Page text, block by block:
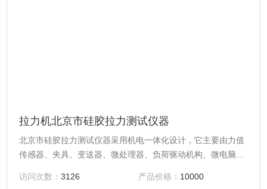
拉力机北京市硅胶拉力测试仪器
北京市硅胶拉力测试仪器采用机电一体化设计，它主要由力值
传感器、夹具、变送器、微处理器、负荷驱动机构、微电脑及
对橡胶、塑料、纺织物、防水材料、网绳、金属丝、金属棒、
访问次数：3126 产品价格： 10000